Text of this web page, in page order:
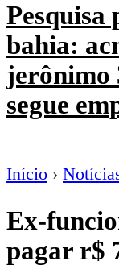
Pesquisa
bahia:
jerônimo
segue
Início ›
Ex-
pagar r$